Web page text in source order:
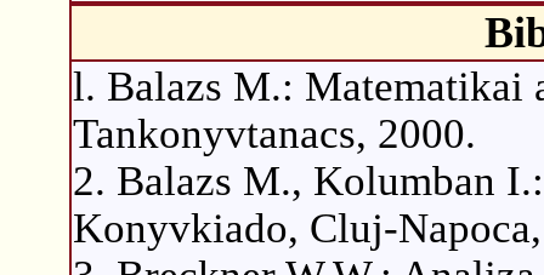
l. Balazs M.: Matematikai
Tankonyvtanacs, 2000.
2. Balazs M., Kolumban
Konyvkiado, Cluj-